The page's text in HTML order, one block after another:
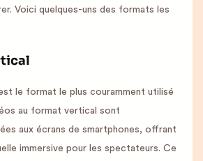
Voici quelques-uns des formats les
le format le plus couramment utilisé
au format vertical sont
aux écrans de smartphones, offrant
immersive pour les spectateurs. Ce